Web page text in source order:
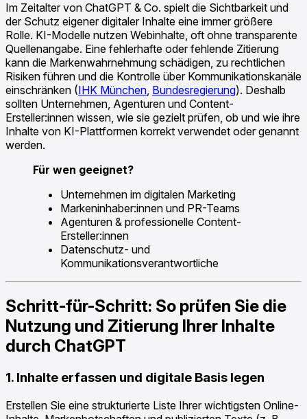
Im Zeitalter von ChatGPT & Co. spielt die Sichtbarkeit und
der Schutz eigener digitaler Inhalte eine immer größere
Rolle. KI-Modelle nutzen Webinhalte, oft ohne transparente
Quellenangabe. Eine fehlerhafte oder fehlende Zitierung
kann die Markenwahrnehmung schädigen, zu rechtlichen
Risiken führen und die Kontrolle über Kommunikationskanäle
einschränken (IHK München, Bundesregierung). Deshalb
sollten Unternehmen, Agenturen und Content-
Ersteller:innen wissen, wie sie gezielt prüfen, ob und wie ihre
Inhalte von KI-Plattformen korrekt verwendet oder genannt
werden.
Für wen geeignet?
Unternehmen im digitalen Marketing
Markeninhaber:innen und PR-Teams
Agenturen & professionelle Content-
Ersteller:innen
Datenschutz- und
Kommunikationsverantwortliche
Schritt-für-Schritt: So prüfen Sie die
Nutzung und Zitierung Ihrer Inhalte
durch ChatGPT
1. Inhalte erfassen und digitale Basis legen
Erstellen Sie eine strukturierte Liste Ihrer wichtigsten Online-